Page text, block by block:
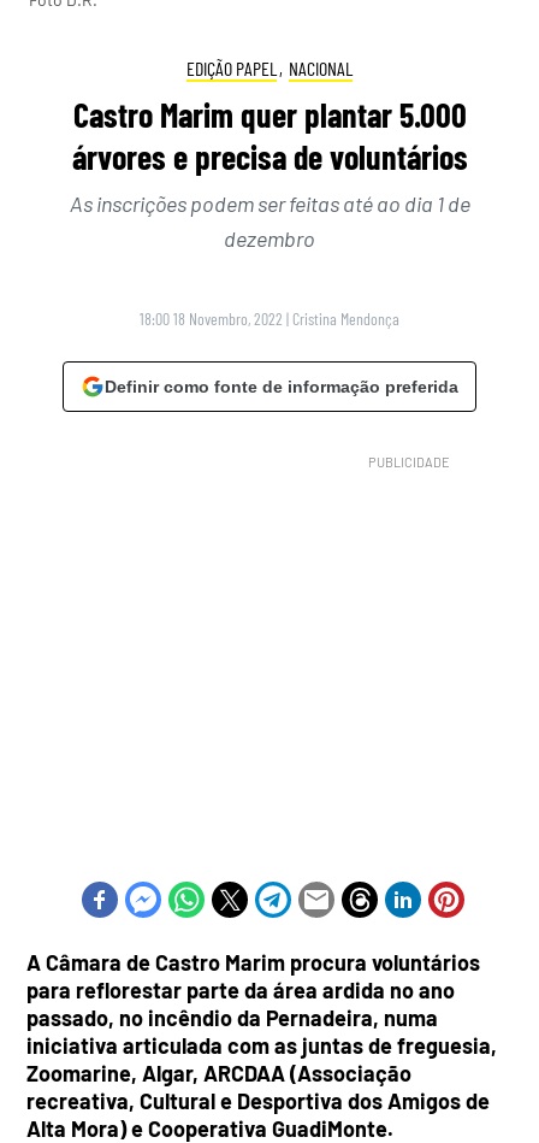
EDIÇÃO PAPEL , NACIONAL
Castro Marim quer plantar 5.000
árvores e precisa de voluntários
As inscrições podem ser feitas até ao dia 1 de
dezembro
18:00 18 Novembro, 2022 | Cristina Mendonça
Definir como fonte de informação preferida
A Câmara de Castro Marim procura voluntários
para reflorestar parte da área ardida no ano
passado, no incêndio da Pernadeira, numa
iniciativa articulada com as juntas de freguesia,
Zoomarine, Algar, ARCDAA (Associação
recreativa, Cultural e Desportiva dos Amigos de
Alta Mora) e Cooperativa GuadiMonte.